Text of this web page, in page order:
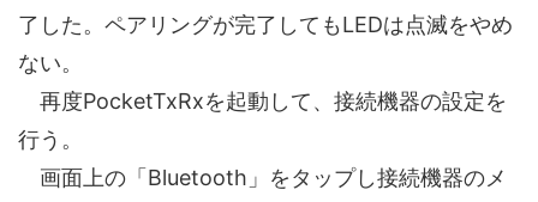
了した。ペアリングが完了してもLEDは点滅をやめ
ない。
再度PocketTxRxを起動して、接続機器の設定を
行う。
画面上の「Bluetooth」をタップし接続機器のメ